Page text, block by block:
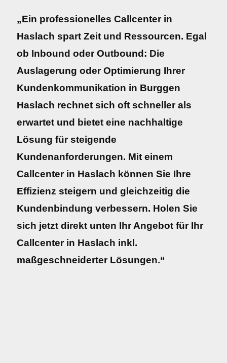
„Ein professionelles Callcenter in
Haslach spart Zeit und Ressourcen. Egal
ob Inbound oder Outbound: Die
Auslagerung oder Optimierung Ihrer
Kundenkommunikation in Burggen
Haslach rechnet sich oft schneller als
erwartet und bietet eine nachhaltige
Lösung für steigende
Kundenanforderungen. Mit einem
Callcenter in Haslach können Sie Ihre
Effizienz steigern und gleichzeitig die
Kundenbindung verbessern. Holen Sie
sich jetzt direkt unten Ihr Angebot für Ihr
Callcenter in Haslach inkl.
maßgeschneiderter Lösungen.“